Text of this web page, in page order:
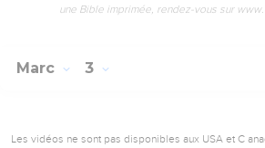
une Bible imprimée, rendez-vous sur
Marc 3
Les vidéos ne sont pas disponibles aux USA et C